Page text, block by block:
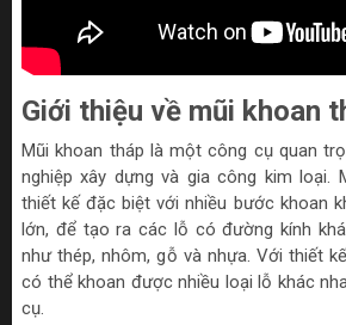
Giới thiệu về mũi khoan
Mũi khoan tháp là một công cụ quan
nghiệp xây dựng và gia công kim loại.
thiết kế đặc biệt với nhiều bước khoan
lớn, để tạo ra các lỗ có đường kính
như thép, nhôm, gỗ và nhựa. Với thiết
có thể khoan được nhiều loại lỗ khác
cụ.